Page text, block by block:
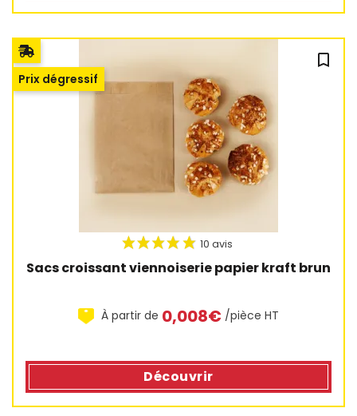
bookmark_outline
Sacs croissant viennoiserie papier kraft brun
À partir de 0,008€ /pièce HT
Prix dégressif
Découvrir